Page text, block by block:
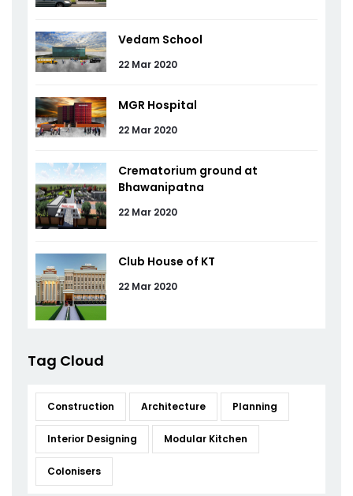
Vedam School
22 Mar 2020
MGR Hospital
22 Mar 2020
Crematorium ground at
Bhawanipatna
22 Mar 2020
Club House of KT
22 Mar 2020
Tag Cloud
Construction Architecture Planning
Interior Designing Modular Kitchen
Colonisers